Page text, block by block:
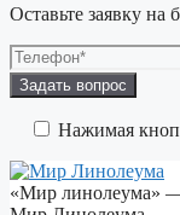
Оставьте заявку
Оставьте
это
поле Нажимая
«Мир линолеума»